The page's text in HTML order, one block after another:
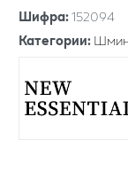
Шифра:152094
Категории: